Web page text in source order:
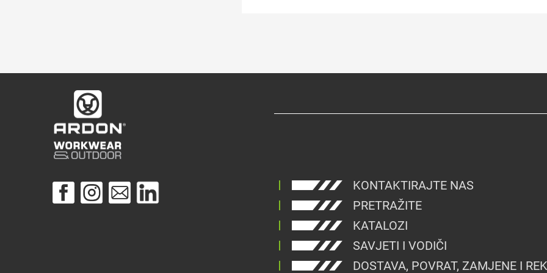
KONTAKTIRAJTE NAS
PRETRAŽITE
KATALOZI
SAVJETI I VODIČI
DOSTAVA, POVRAT, ZAMJENE I